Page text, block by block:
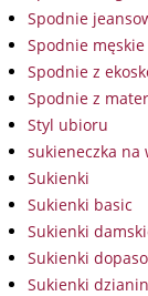
Spodnie
Spodnie męskie
Spodnie z
Spodnie z
Styl ubioru
sukieneczka na
Sukienki
Sukienki basic
Sukienki
Sukienki
Sukienki